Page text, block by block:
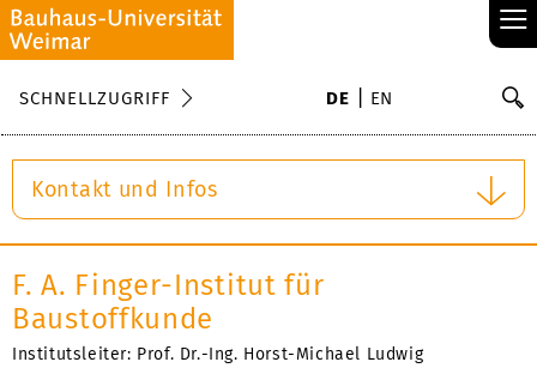
≡
SCHNELLZUGRIFF DE EN
Kontakt und Infos
F. A. Finger-Institut für
Baustoffkunde
Institutsleiter: Prof. Dr.-Ing. Horst-Michael Ludwig